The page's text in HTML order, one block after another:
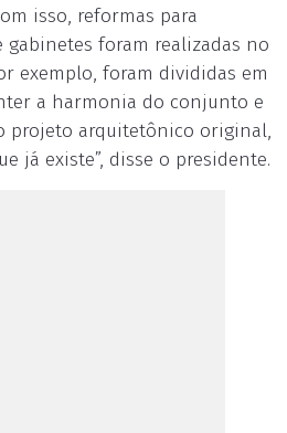
isso, reformas para
foram realizadas no
exemplo, foram divididas em
a harmonia do conjunto e
projeto arquitetônico original,
já existe”, disse o presidente.